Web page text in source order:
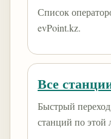
Список
evPoint.kz.
Все
Быстрый
станций по этой